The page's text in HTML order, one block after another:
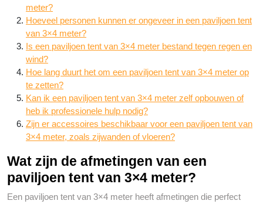
meter?
Hoeveel personen kunnen er ongeveer in een paviljoen tent
van 3×4 meter?
Is een paviljoen tent van 3×4 meter bestand tegen regen en
wind?
Hoe lang duurt het om een paviljoen tent van 3×4 meter op
te zetten?
Kan ik een paviljoen tent van 3×4 meter zelf opbouwen of
heb ik professionele hulp nodig?
Zijn er accessoires beschikbaar voor een paviljoen tent van
3×4 meter, zoals zijwanden of vloeren?
Wat zijn de afmetingen van een
paviljoen tent van 3×4 meter?
Een paviljoen tent van 3×4 meter heeft afmetingen die perfect